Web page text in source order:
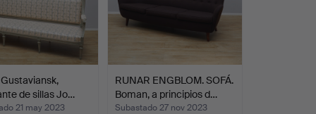
Gustaviansk,
de sillas Jo…
21 may 2023
RUNAR ENGBLOM. SOFÁ.
Boman, a principios d…
Subastado 27 nov 2023